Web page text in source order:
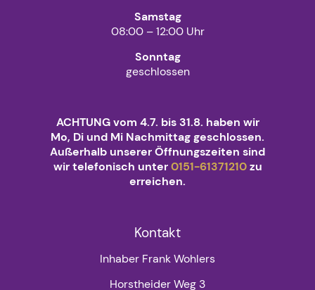
Samstag
08:00 – 12:00 Uhr
Sonntag
geschlossen
ACHTUNG vom 4.7. bis 31.8. haben wir
Mo, Di und Mi Nachmittag geschlossen.
Außerhalb unserer Öffnungszeiten sind
wir telefonisch unter0151-61371210zu
erreichen.
Kontakt
Inhaber Frank Wohlers
Horstheider Weg 3